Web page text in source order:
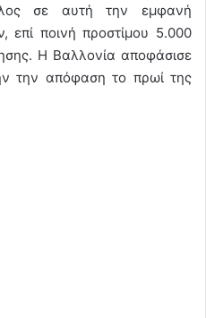
σε αυτή την εμφανή
επί ποινή προστίμου 5.000
Η Βαλλονία αποφάσισε
την απόφαση το πρωί της